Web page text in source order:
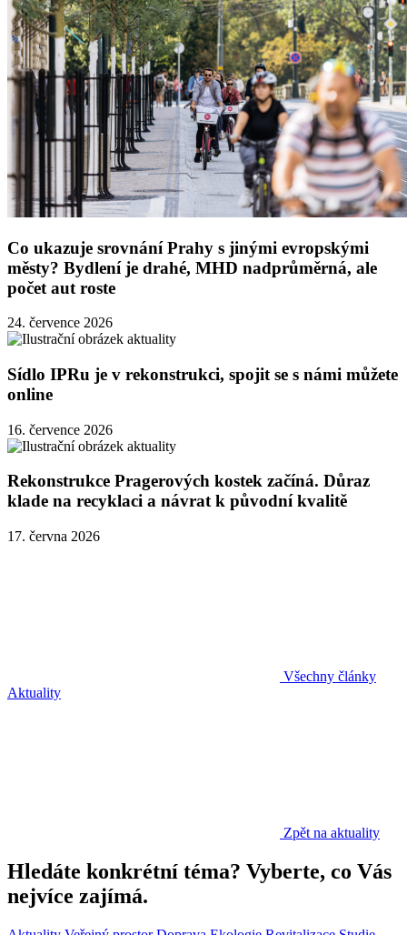
Co ukazuje srovnání Prahy s jinými evropskými
městy? Bydlení je drahé, MHD nadprůměrná, ale
počet aut roste
24. července 2026
Sídlo IPRu je v rekonstrukci, spojit se s námi můžete
online
16. července 2026
Rekonstrukce Pragerových kostek začíná. Důraz
klade na recyklaci a návrat k původní kvalitě
17. června 2026
Všechny články
Aktuality
Zpět na aktuality
Hledáte konkrétní téma? Vyberte, co Vás
nejvíce zajímá.